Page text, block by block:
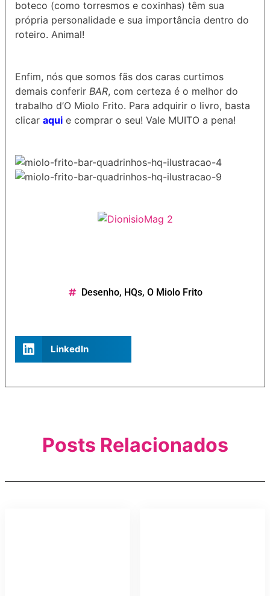
boteco (como torresmos e coxinhas) têm sua
própria personalidade e sua importância dentro do
roteiro. Animal!
Enfim, nós que somos fãs dos caras curtimos
demais conferir BAR, com certeza é o melhor do
trabalho d’O Miolo Frito. Para adquirir o livro, basta
clicar aqui e comprar o seu! Vale MUITO a pena!
Desenho, HQs, O Miolo Frito
LinkedIn
Posts Relacionados